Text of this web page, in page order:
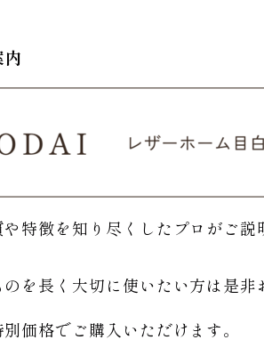
内
特徴を知り尽くしたプロがご
を長く大切に使いたい方は是非
価格でご購入いただけます。